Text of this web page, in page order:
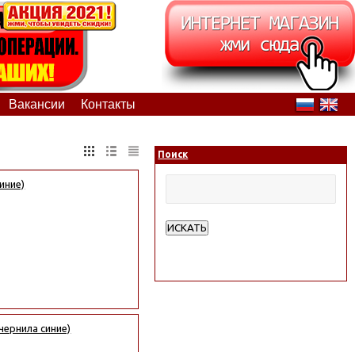
Вакансии Контакты
синие)
Поиск
ИСКАТЬ